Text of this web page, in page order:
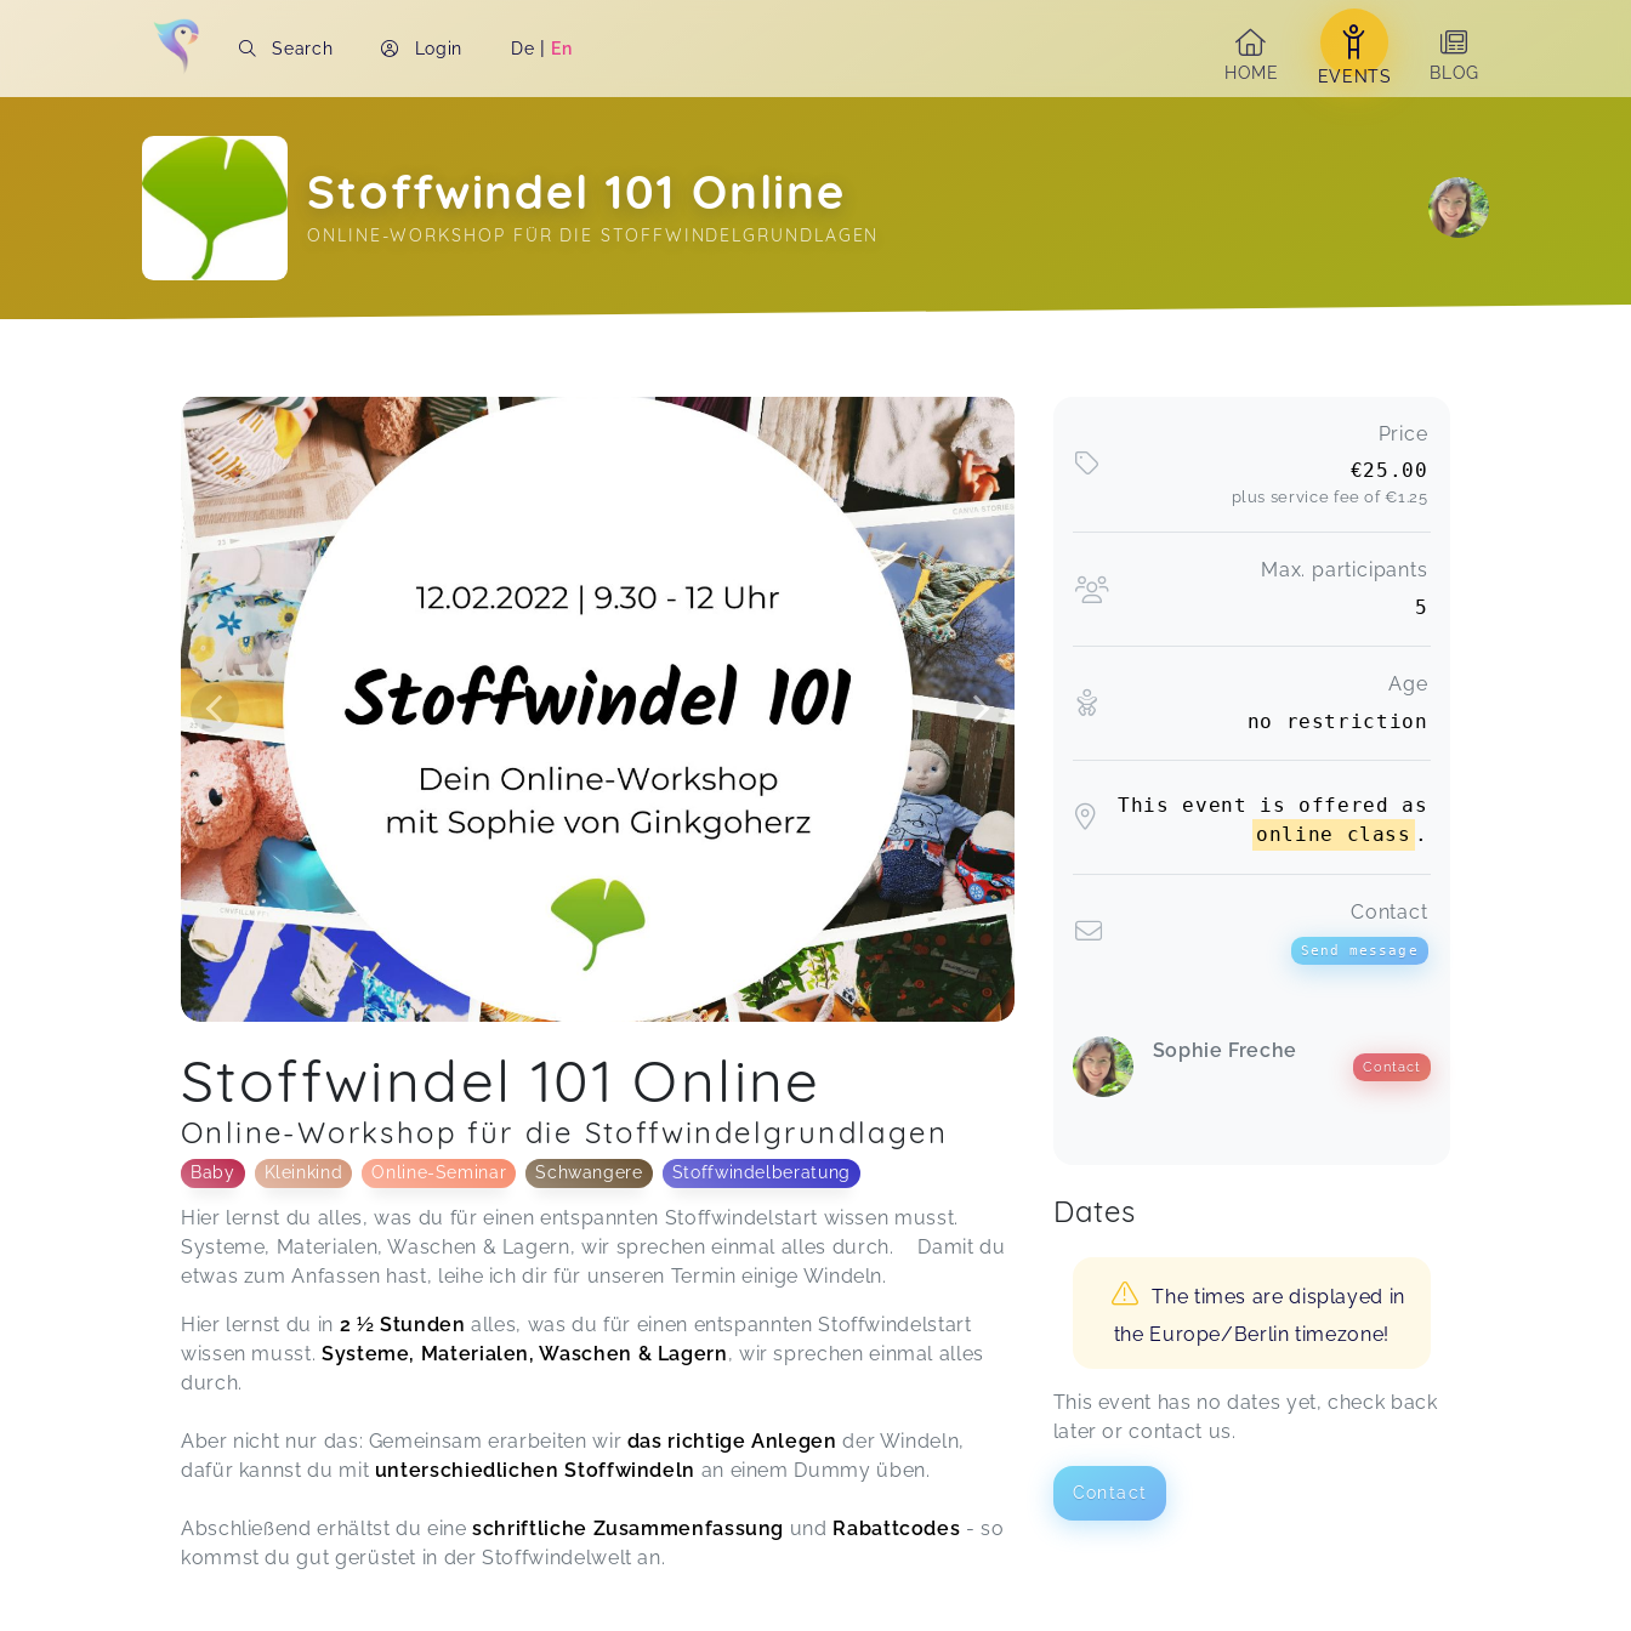
Search Login De | En
HOME
EVENTS BLOG
Stoffwindel 101 Online
ONLINE-WORKSHOP FÜR DIE STOFFWINDELGRUNDLAGEN
Stoffwindel 101 Online
Online-Workshop für die Stoffwindelgrundlagen
Baby Kleinkind Online-Seminar Schwangere Stoffwindelberatung
Hier lernst du alles, was du für einen entspannten Stoffwindelstart wissen musst.
Systeme, Materialen, Waschen & Lagern, wir sprechen einmal alles durch. Damit du
etwas zum Anfassen hast, leihe ich dir für unseren Termin einige Windeln.
Hier lernst du in 2 ½ Stunden alles, was du für einen entspannten Stoffwindelstart
wissen musst. Systeme, Materialen, Waschen & Lagern, wir sprechen einmal alles
durch.
Aber nicht nur das: Gemeinsam erarbeiten wir das richtige Anlegen der Windeln,
dafür kannst du mit unterschiedlichen Stoffwindeln an einem Dummy üben.
Abschließend erhältst du eineschriftliche Zusammenfassung und Rabattcodes - so
kommst du gut gerüstet in der Stoffwindelwelt an.
Price
€25.00
plus service fee of€1.25
Max. participants
5
Age
no restriction
This event is offered as
online class .
Contact
Send message
Sophie Freche
Contact
Dates
The times are displayed in
the Europe/Berlin timezone!
This event has no dates yet, check back
later or contact us.
Contact